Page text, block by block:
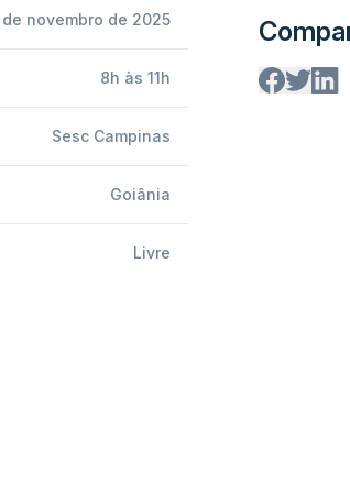
novembro de 2025
8h às 11h
Sesc Campinas
Goiânia
Livre